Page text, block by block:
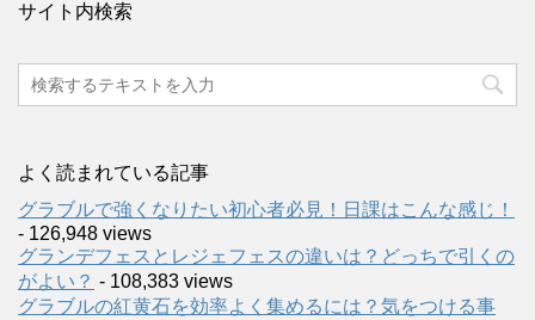
サイト内検索
よく読まれている記事
グラブルで強くなりたい初心者必見！日課はこんな感じ！
- 126,948 views
グランデフェスとレジェフェスの違いは？どっちで引くの
がよい？ - 108,383 views
グラブルの紅黄石を効率よく集めるには？気をつける事